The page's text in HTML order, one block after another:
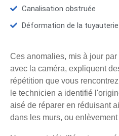
Canalisation obstruée
Déformation de la tuyauterie
Ces anomalies, mis à jour
avec la caméra, expliquent
répétition que vous
le technicien a identifié
aisé de réparer en réduisant
dans les murs, ou